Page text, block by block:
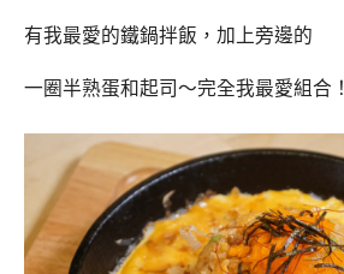
有我最愛的鐵鍋拌飯，加上旁邊的
一圈半熟蛋和起司～完全我最愛組合！